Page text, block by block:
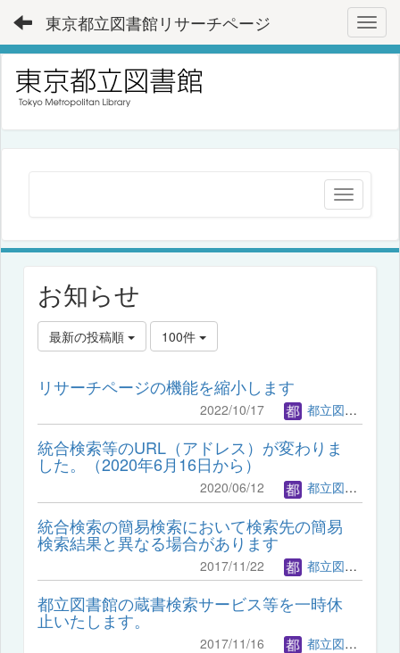
東京都立図書館リサーチページ
お知らせ
最新の投稿順 100件
リサーチページの機能を縮小します
2022/10/17 都立図書館管理者
統合検索等のURL（アドレス）が変わりま
した。（2020年6月16日から）
2020/06/12 都立図書館管理者
統合検索の簡易検索において検索先の簡易
検索結果と異なる場合があります
2017/11/22 都立図書館管理者
都立図書館の蔵書検索サービス等を一時休
止いたします。
2017/11/16 都立図書館管理者